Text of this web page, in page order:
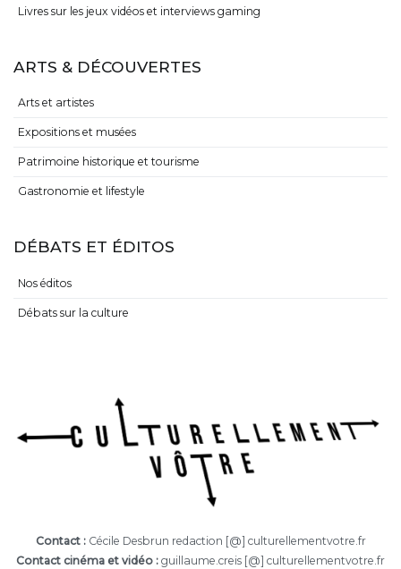
Livres sur les jeux vidéos et interviews gaming
ARTS & DÉCOUVERTES
Arts et artistes
Expositions et musées
Patrimoine historique et tourisme
Gastronomie et lifestyle
DÉBATS ET ÉDITOS
Nos éditos
Débats sur la culture
Contact :Cécile Desbrun redaction [@] culturellementvotre.fr
Contact cinéma et vidéo : guillaume.creis [@] culturellementvotre.fr